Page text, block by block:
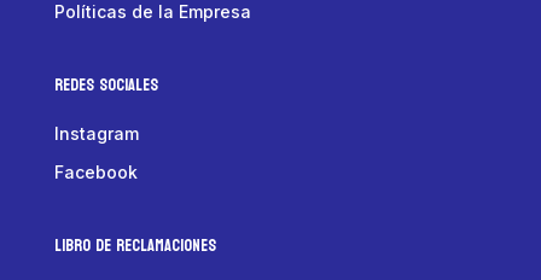
Políticas de la Empresa
Redes Sociales
Instagram
Facebook
LIBRO DE RECLAMACIONES